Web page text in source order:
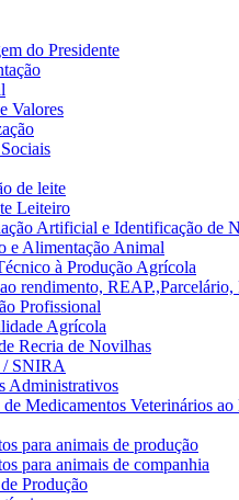
do Presidente
Valores
de leite
Leiteiro
Artificial e Identificação de
e Alimentação Animal
à Produção Agrícola
rendimento, REAP.,Parcelário,
Profissional
Agrícola
Recria de Novilhas
SNIRA
Administrativos
de Medicamentos Veterinários
para animais de produção
para animais de companhia
Produção